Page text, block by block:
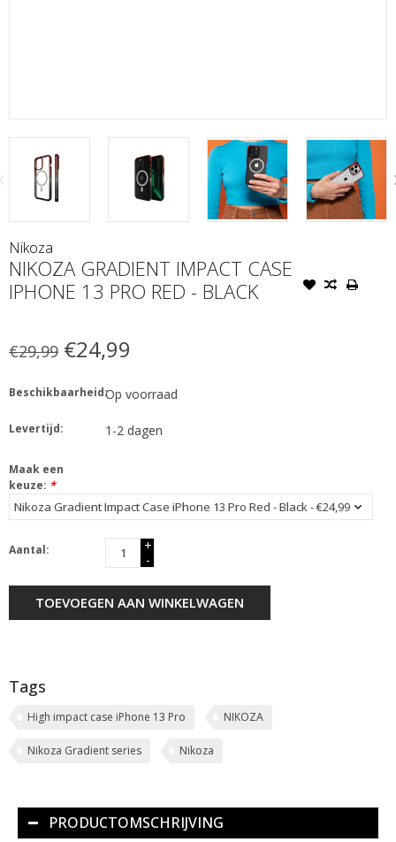
Nikoza
NIKOZA GRADIENT IMPACT CASE
IPHONE 13 PRO RED - BLACK
€29,99 €24,99
Beschikbaarheid:Op voorraad
Levertijd: 1-2 dagen
Maak een
keuze: *
Aantal:
+
-
TOEVOEGEN AAN WINKELWAGEN
Tags
High impact case iPhone 13 Pro NIKOZA
Nikoza Gradient series Nikoza
PRODUCTOMSCHRIJVING